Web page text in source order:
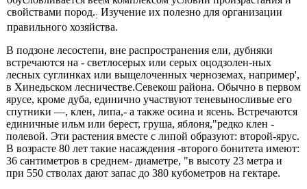
свойствами пород.: Изучение их полезно для организации
правильного хозяйства.
В подзоне лесостепи, вне распространения ели, дуб­няки
встречаются на - светлосерых или серых оцодзолен-ных
лесных суглинках или выщелоченных черноземах, например',
в Хинедьском лесничестве.Севекош района. Обычно в первом
ярусе, кроме дуба, единично участву­ют теневыносливые его
спутники —, клен, липа,- а также осина и ясень. Встречаются
единичные ильм или берест, груша, яблоня,"редко клен -
полевой. Эти растения вме­сте с липой образуют: второй-ярус.
В возрасте 80 лет такие насаждения -второго бонитета имеют:
36 сантимет­ров в среднем- диаметре, "в высоту 23 метра и
при 550 стволах дают запас до 380 кубометров на гектаре.